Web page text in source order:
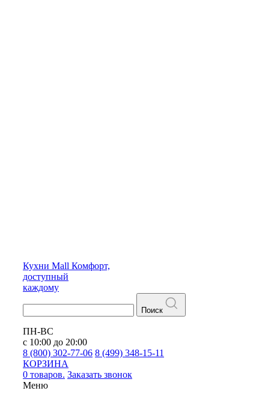
Кухни Mall Комфорт,
доступный
каждому
Поиск
ПН-ВС
с 10:00 до 20:00
8 (800) 302-77-06 8 (499) 348-15-11
КОРЗИНА
0 товаров. Заказать звонок
Меню